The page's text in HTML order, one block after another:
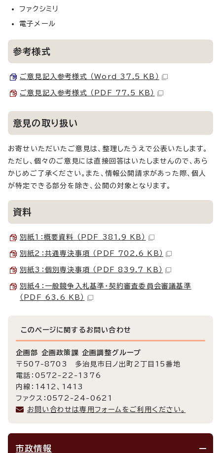
ファクシミリ
電子メール
参考様式
ご意見記入参考様式 （Word 37.5 KB）
ご意見記入参考様式 （PDF 77.5 KB）
意見の取り扱い
お寄せいただいたご意見は、整理したうえで公表いたします。
ただし、個々のご意見には直接回答はいたしませんので、あら
かじめご了承ください。また、情報公開請求があった際、個人
が特定できる部分を除き、公開の対象となります。
資料
別紙1：概要資料 （PDF 381.9 KB）
別紙2：共通専決事項 （PDF 702.6 KB）
別紙3：個別専決事項 （PDF 839.7 KB）
別紙4：一般競争入札基準・契約審査委員会審議基準
（PDF 63.6 KB）
このページに関する お問い合わせ
企画部 企画政策課 企画調整グループ
〒507-8703 多治見市日ノ出町2丁目15番地
電話：0572-22-1376
内線：1412、1413
ファクス：0572-24-0621
お問い合わせは専用フォームをご利用ください。
市政情報